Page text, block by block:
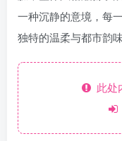
一种沉静的意境，每
独特的温柔与都市韵味
此处